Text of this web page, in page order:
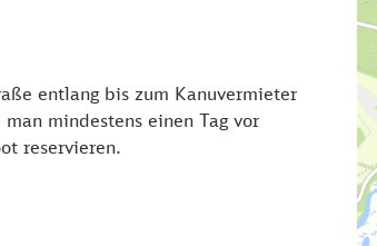
entlang bis zum Kanuvermieter
mindestens einen Tag vor
reservieren.